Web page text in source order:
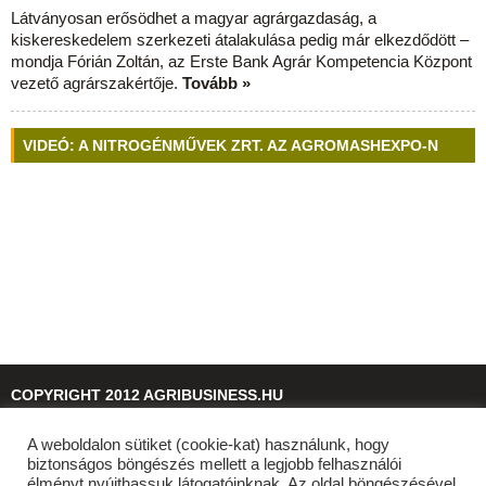
Látványosan erősödhet a magyar agrárgazdaság, a
kiskereskedelem szerkezeti átalakulása pedig már elkezdődött –
mondja Fórián Zoltán, az Erste Bank Agrár Kompetencia Központ
vezető agrárszakértője. Tovább »
VIDEÓ: A NITROGÉNMŰVEK ZRT. AZ AGROMASHEXPO-N
COPYRIGHT 2012 AGRIBUSINESS.HU
© 2026agribusiness.hu
A weboldalon sütiket (cookie-kat) használunk, hogy
biztonságos böngészés mellett a legjobb felhasználói